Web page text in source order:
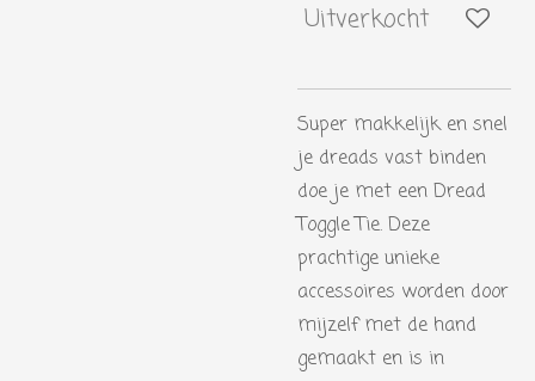
Uitverkocht
Super makkelijk en snel
je dreads vast binden
doe je met een Dread
Toggle Tie. Deze
prachtige unieke
accessoires worden door
mijzelf met de hand
gemaakt en is in